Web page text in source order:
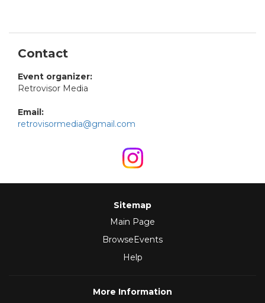
Contact
Event organizer:
Retrovisor Media
Email:
retrovisormedia@gmail.com
Sitemap
Main Page
BrowseEvents
Help
More Information